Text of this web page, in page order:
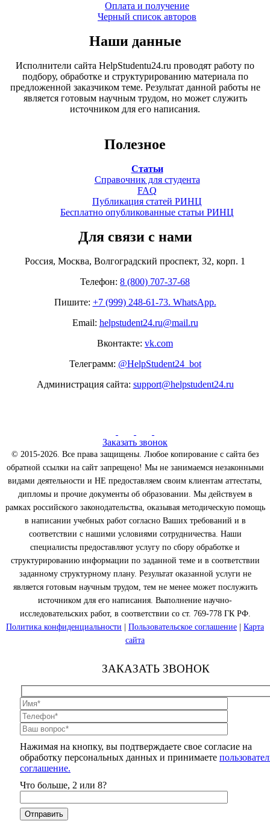
Оплата и получение
Черный список авторов
Наши данные
Исполнители сайта HelpStudentu24.ru проводят работу по
подбору, обработке и структурированию материала по
предложенной заказчиком теме. Результат данной работы не
является готовым научным трудом, но может служить
источником для его написания.
Полезное
Статьи
Справочник для студента
FAQ
Публикация статей РИНЦ
Бесплатно опубликованные статьи РИНЦ
Для связи с нами
Россия, Москва, Волгоградский проспект, 32, корп. 1
Телефон: 8 (800) 707-37-68
Пишите: +7 (999) 248-61-73. WhatsApp.
Email: helpstudent24.ru@mail.ru
Вконтакте: vk.com
Телеграмм: @HelpStudent24_bot
Администрация сайта: support@helpstudent24.ru
Заказать звонок
© 2015-2026. Все права защищены. Любое копирование с сайта без
обратной ссылки на сайт запрещено! Мы не занимаемся незаконными
видами деятельности и НЕ предоставляем своим клиентам аттестаты,
дипломы и прочие документы об образовании. Мы действуем в
рамках российского законодательства, оказывая методическую помощь
в написании учебных работ согласно Ваших требований и в
соответствии с нашими условиями сотрудничества. Наши
специалисты предоставляют услугу по сбору обработке и
структурированию информации по заданной теме и в соответствии
заданному структурному плану. Результат оказанной услуги не
является готовым научным трудом, тем не менее может послужить
источником для его написания. Выполнение научно-
исследовательских работ, в соответствии со ст. 769-778 ГК РФ.
Политика конфиденциальности
Пользовательское соглашение
Карта
сайта
ЗАКАЗАТЬ ЗВОНОК
Нажимая на кнопку, вы подтверждаете свое согласие на
обработку персональных данных и принимаете
соглашение.
Что больше, 2 или 8?